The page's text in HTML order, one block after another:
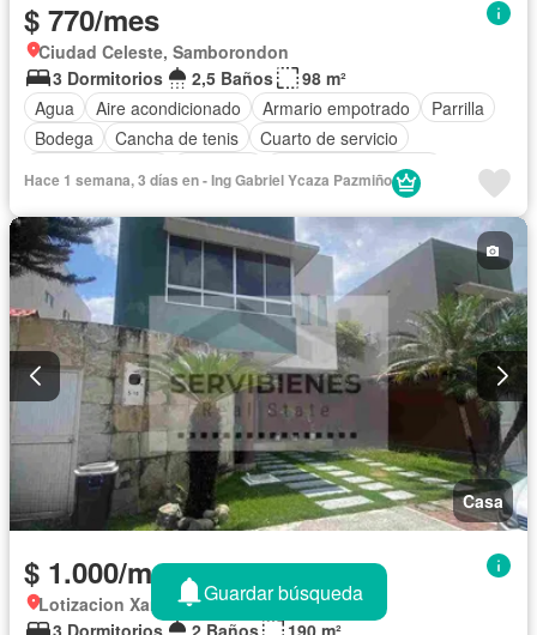
$ 770/mes
Ciudad Celeste, Samborondon
3 Dormitorios
2,5 Baños
98 m²
Agua
Aire acondicionado Armario empotrado
Parrilla
Bodega
Cancha de tenis
Cuarto de servicio
Garita de guardianía
Seguridad
Solo familias
Sin amoblar
Hace 1 semana, 3 días en - Ing Gabriel Ycaza Pazmiño
Casa
$ 1.000/mes
Lotizacion Xandu, Samborondón
3 Dormitorios
2 Baños 190 m²
Guardar búsqueda